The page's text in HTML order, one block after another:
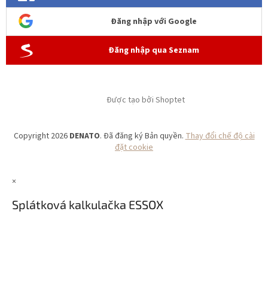
Đăng nhập với Google
Đăng nhập qua Seznam
Được tạo bởi Shoptet
Copyright 2026 DENATO. Đã đăng ký Bản quyền.Thay đổi chế độ cài
đặt cookie
×
Splátková kalkulačka ESSOX